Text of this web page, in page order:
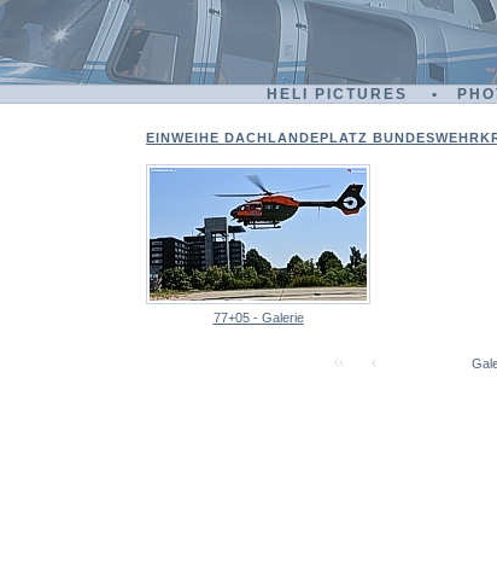
HELI PICTURES •
EINWEIHE DACHLANDEPLATZ
77+05 - Galerie